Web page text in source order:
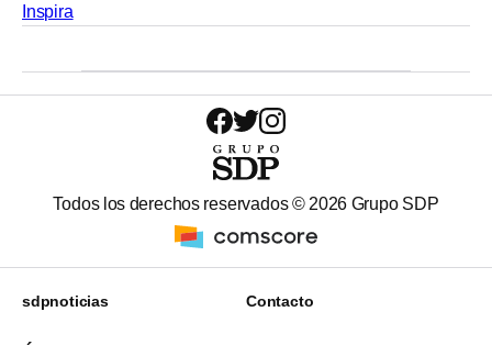
Inspira
Todos los derechos reservados © 2026 Grupo SDP
sdpnoticias Contacto